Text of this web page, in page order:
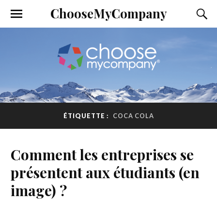
ChooseMyCompany
ÉTIQUETTE : COCA COLA
Comment les entreprises se
présentent aux étudiants (en
image) ?